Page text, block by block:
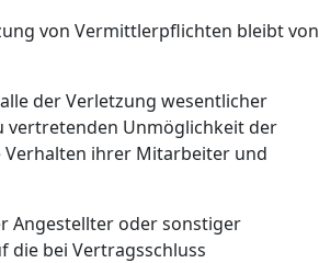
von Vermittlerpflichten bleibt von
der Verletzung wesentlicher
vertretenden Unmöglichkeit der
ihrer Mitarbeiter und
Angestellter oder sonstiger
die bei Vertragsschluss